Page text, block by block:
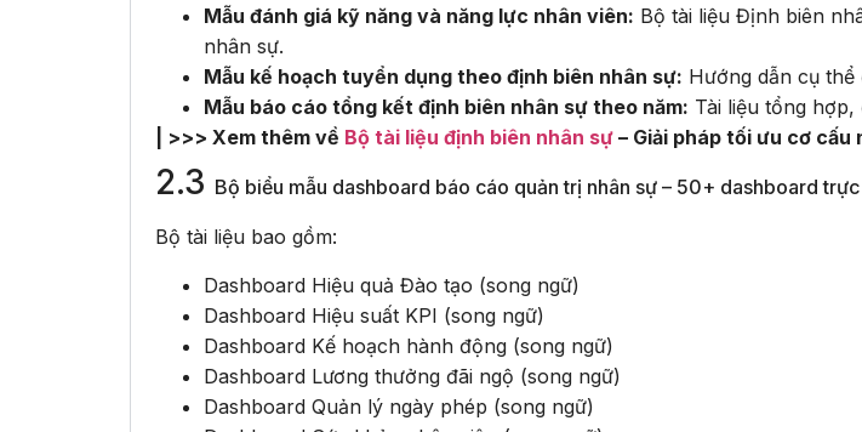
Mẫu đánh giá kỹ năng và năng lực nhân viên: Bộ tài liệu Định biên
nhân sự.
Mẫu kế hoạch tuyển dụng theo định biên nhân sự: Hướng dẫn cụ
Mẫu báo cáo tổng kết định biên nhân sự theo năm: Tài liệu tổng
| >>> Xem thêm về Bộ tài liệu định biên nhân sự – Giải pháp tối ưu cơ cấu
2.3 Bộ biểu mẫu dashboard báo cáo quản trị nhân sự – 50+ dashboard
Bộ tài liệu bao gồm:
Dashboard Hiệu quả Đào tạo (song ngữ)
Dashboard Hiệu suất KPI (song ngữ)
Dashboard Kế hoạch hành động (song ngữ)
Dashboard Lương thưởng đãi ngộ (song ngữ)
Dashboard Quản lý ngày phép (song ngữ)